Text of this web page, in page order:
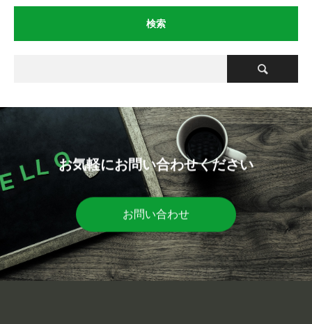
検索
お気軽にお問い合わせください
お問い合わせ